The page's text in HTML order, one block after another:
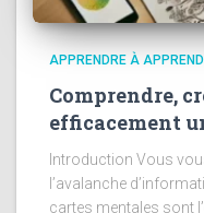
APPRENDRE À
Comprendre,
efficacement
Introduction Vous
l’avalanche
cartes mentales sont